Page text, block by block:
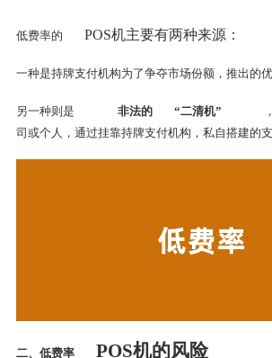
低费率的 POS机主要有两种来源：
一种是持牌支付机构为了争夺市场份额，推出的
另一种则是 非法的 “二清机”
司或个人，通过挂靠持牌支付机构，私自搭建的支
二、低费率 POS机的风险